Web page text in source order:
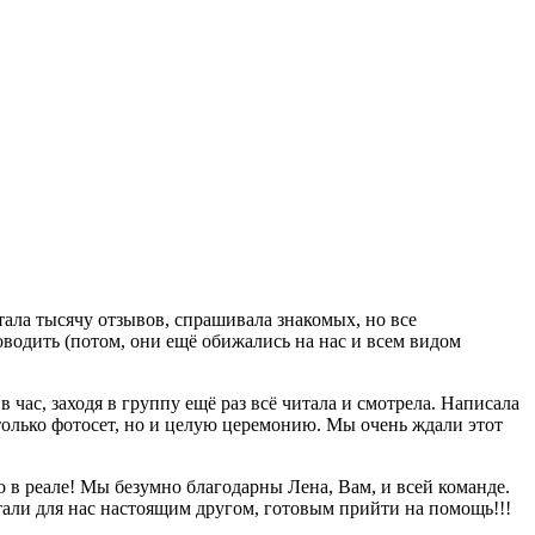
тысячу отзывов, спрашивала знакомых, но все
(потом, они ещё обижались на нас и всем видом
заходя в группу ещё раз всё читала и смотрела. Написала
фотосет, но и целую церемонию. Мы очень ждали этот
в реале! Мы безумно благодарны Лена, Вам, и всей команде.
для нас настоящим другом, готовым прийти на помощь!!!